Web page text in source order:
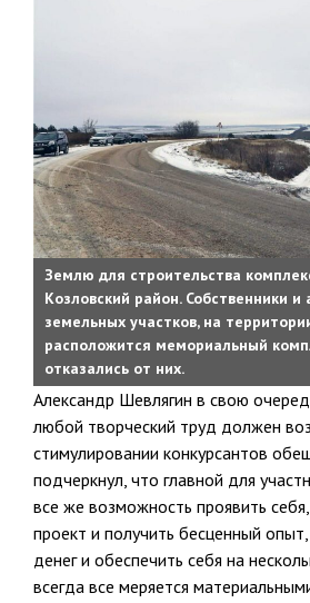
Землю для строительства
Козловский район. Собственники и
земельных участков, на
расположится мемориальный
отказались от них.
Александр Шевлягин в свою
любой творческий труд должен
стимулировании конкурсантов
подчеркнул, что главной для
все же возможность проявить
проект и получить бесценный
денег и обеспечить себя на
всегда все меряется